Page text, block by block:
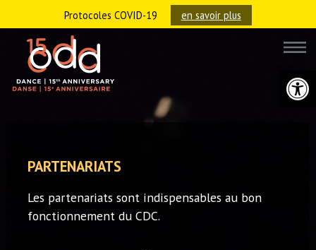
Ouvrir
Protocoles COVID-19 en savoir plus
PARTENARIATS
Les partenariats sont indispensables au bon
fonctionnement du CDC.